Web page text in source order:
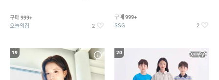
구매 999+
오늘의집 2
구매 999+
SSG 2
19 20